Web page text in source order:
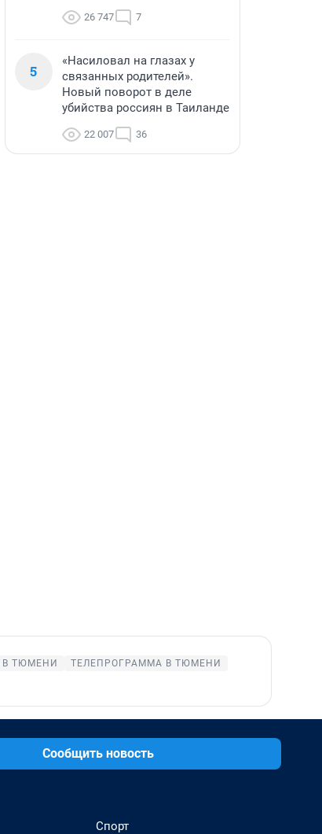
26 747 7
5
«Насиловал на глазах у
связанных родителей».
Новый поворот в деле
убийства россиян в Таиланде
22 007 36
В ТЮМЕНИ
ТЕЛЕПРОГРАММА В ТЮМЕНИ
Сообщить новость
Спорт